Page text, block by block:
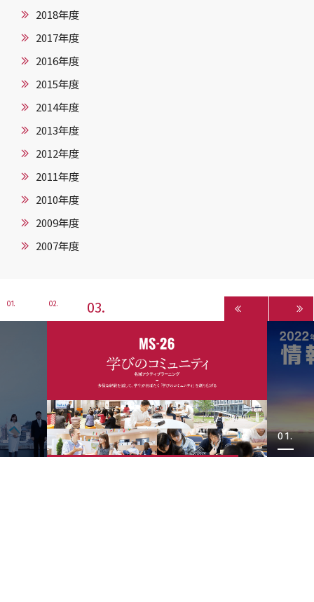
2018年度
2017年度
2016年度
2015年度
2014年度
2013年度
2012年度
2011年度
2010年度
2009年度
2007年度
1 2 3